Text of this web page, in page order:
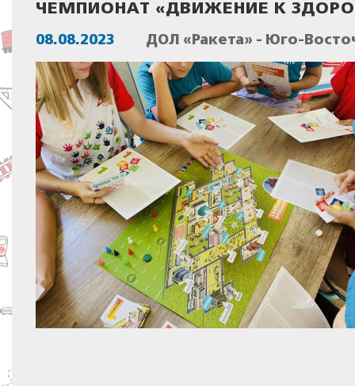
ЧЕМПИОНАТ «ДВИЖЕНИЕ К
08.08.2023 ДОЛ «Ракета» - Юго-